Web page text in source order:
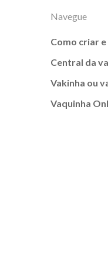
Navegue
Como criar
Central da
Vakinha ou
Vaquinha